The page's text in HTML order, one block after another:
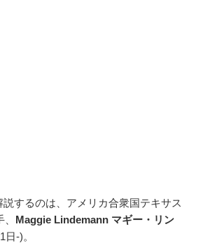
するのは、アメリカ合衆国テキサス
Maggie Lindemann マギー・リン
-)。